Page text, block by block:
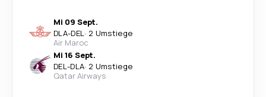
Mi 09 Sept.
DLA-DEL· 2 Umstiege
Air Maroc
Mi 16 Sept.
DEL-DLA· 2 Umstiege
Qatar Airways